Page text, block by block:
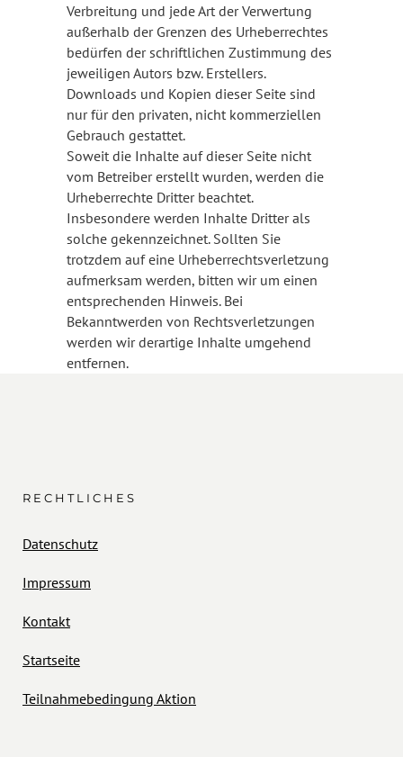
Verbreitung und jede Art der Verwertung
außerhalb der Grenzen des Urheberrechtes
bedürfen der schriftlichen Zustimmung des
jeweiligen Autors bzw. Erstellers.
Downloads und Kopien dieser Seite sind
nur für den privaten, nicht kommerziellen
Gebrauch gestattet.
Soweit die Inhalte auf dieser Seite nicht
vom Betreiber erstellt wurden, werden die
Urheberrechte Dritter beachtet.
Insbesondere werden Inhalte Dritter als
solche gekennzeichnet. Sollten Sie
trotzdem auf eine Urheberrechtsverletzung
aufmerksam werden, bitten wir um einen
entsprechenden Hinweis. Bei
Bekanntwerden von Rechtsverletzungen
werden wir derartige Inhalte umgehend
entfernen.
RECHTLICHES
Datenschutz
Impressum
Kontakt
Startseite
Teilnahmebedingung Aktion